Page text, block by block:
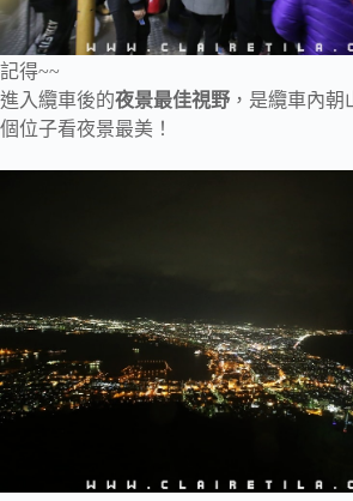
記得~~
進入纜車後的夜景最佳視野 ，是纜車內
個位子看夜景最美！